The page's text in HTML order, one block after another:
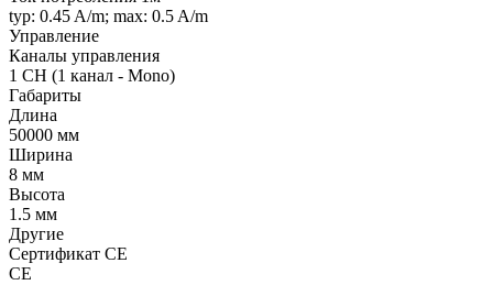
typ: 0.45 A/m; max: 0.5 A/m
Управление
Каналы управления
1 CH (1 канал - Mono)
Габариты
Длина
50000 мм
Ширина
8 мм
Высота
1.5 мм
Другие
Сертификат CE
CE